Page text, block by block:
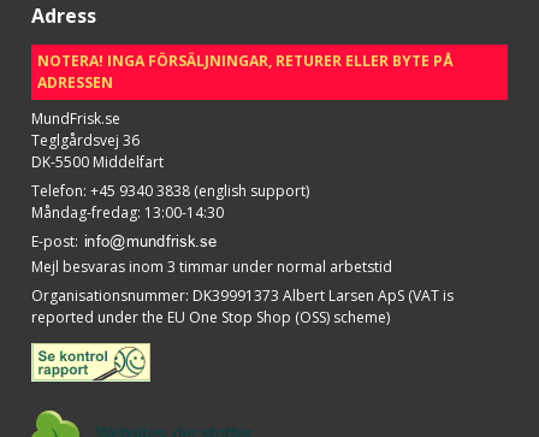
Adress
NOTERA! INGA FÖRSÄLJNINGAR, RETURER ELLER BYTE PÅ
ADRESSEN
MundFrisk.se
Teglgårdsvej 36
DK-5500 Middelfart
Telefon: +45 9340 3838 (english support)
Måndag-fredag: 13:00-14:30
E-post:
Mejl besvaras inom 3 timmar under normal arbetstid
Organisationsnummer: DK39991373 Albert Larsen ApS (VAT is
reported under the EU One Stop Shop (OSS) scheme)